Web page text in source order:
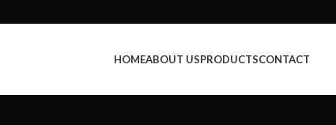
HOMEABOUT USPRODUCTSCONTACT